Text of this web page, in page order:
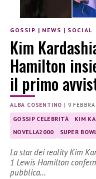
GOSSIP | NEWS | SOCIAL
Kim
Hamilton
il primo
ALBA COSENTINO | 9
GOSSIP CELEBRITÀ KIM
NOVELLA2000
SUPER
La star dei reality Kim
1 Lewis Hamilton
pubblica…